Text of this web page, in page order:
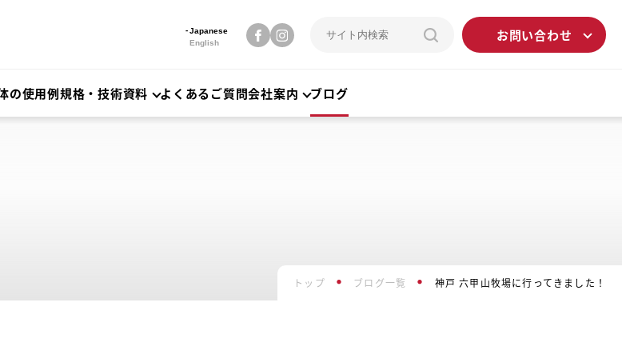
Japanese
English
お問い合わせ
の使用例規格・技術資料 よくあるご質問会社案内 ブログ
トップ ブログ一覧 神戸 六甲山牧場に行ってきました！